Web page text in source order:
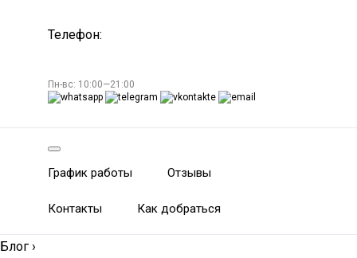
Телефон:
Пн-вс: 10:00—21:00
График работы Отзывы
Контакты Как добраться
Блог ›